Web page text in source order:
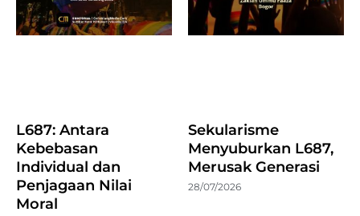
L687: Antara
Kebebasan
Individual dan
Penjagaan Nilai
Moral
Sekularisme
Menyuburkan L687,
Merusak Generasi
28/07/2026